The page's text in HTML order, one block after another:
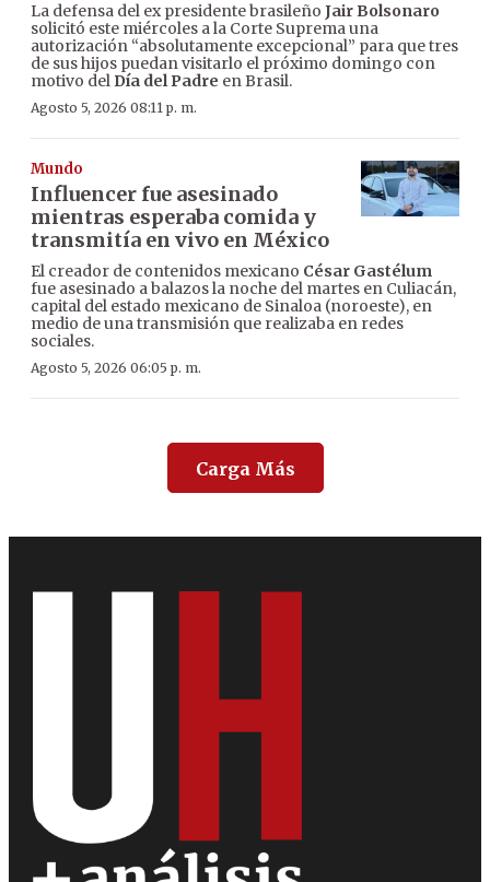
La defensa del ex presidente brasileño Jair Bolsonaro
solicitó este miércoles a la Corte Suprema una
autorización “absolutamente excepcional” para que tres
de sus hijos puedan visitarlo el próximo domingo con
motivo del Día del Padre en Brasil.
Agosto 5, 2026 08:11 p. m.
Mundo
Influencer fue asesinado
mientras esperaba comida y
transmitía en vivo en México
El creador de contenidos mexicano César Gastélum
fue asesinado a balazos la noche del martes en Culiacán,
capital del estado mexicano de Sinaloa (noroeste), en
medio de una transmisión que realizaba en redes
sociales.
Agosto 5, 2026 06:05 p. m.
Carga Más